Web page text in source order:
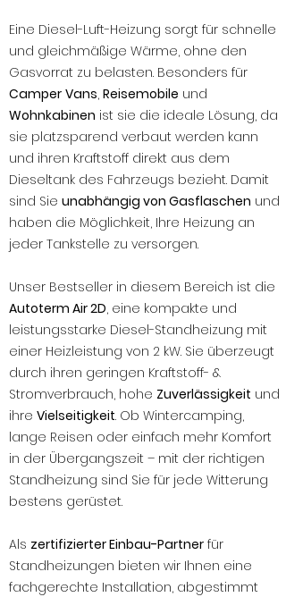
Eine Diesel-Luft-Heizung sorgt für schnelle
und gleichmäßige Wärme, ohne den
Gasvorrat zu belasten. Besonders für
Camper Vans, Reisemobile und
Wohnkabinen ist sie die ideale Lösung, da
sie platzsparend verbaut werden kann
und ihren Kraftstoff direkt aus dem
Dieseltank des Fahrzeugs bezieht. Damit
sind Sie unabhängig von Gasflaschen und
haben die Möglichkeit, Ihre Heizung an
jeder Tankstelle zu versorgen.
Unser Bestseller in diesem Bereich ist die
Autoterm Air 2D, eine kompakte und
leistungsstarke Diesel-Standheizung mit
einer Heizleistung von 2 kW. Sie überzeugt
durch ihren geringen Kraftstoff- &
Stromverbrauch, hohe Zuverlässigkeit und
ihre Vielseitigkeit. Ob Wintercamping,
lange Reisen oder einfach mehr Komfort
in der Übergangszeit – mit der richtigen
Standheizung sind Sie für jede Witterung
bestens gerüstet.
Als zertifizierter Einbau-Partner für
Standheizungen bieten wir Ihnen eine
fachgerechte Installation, abgestimmt